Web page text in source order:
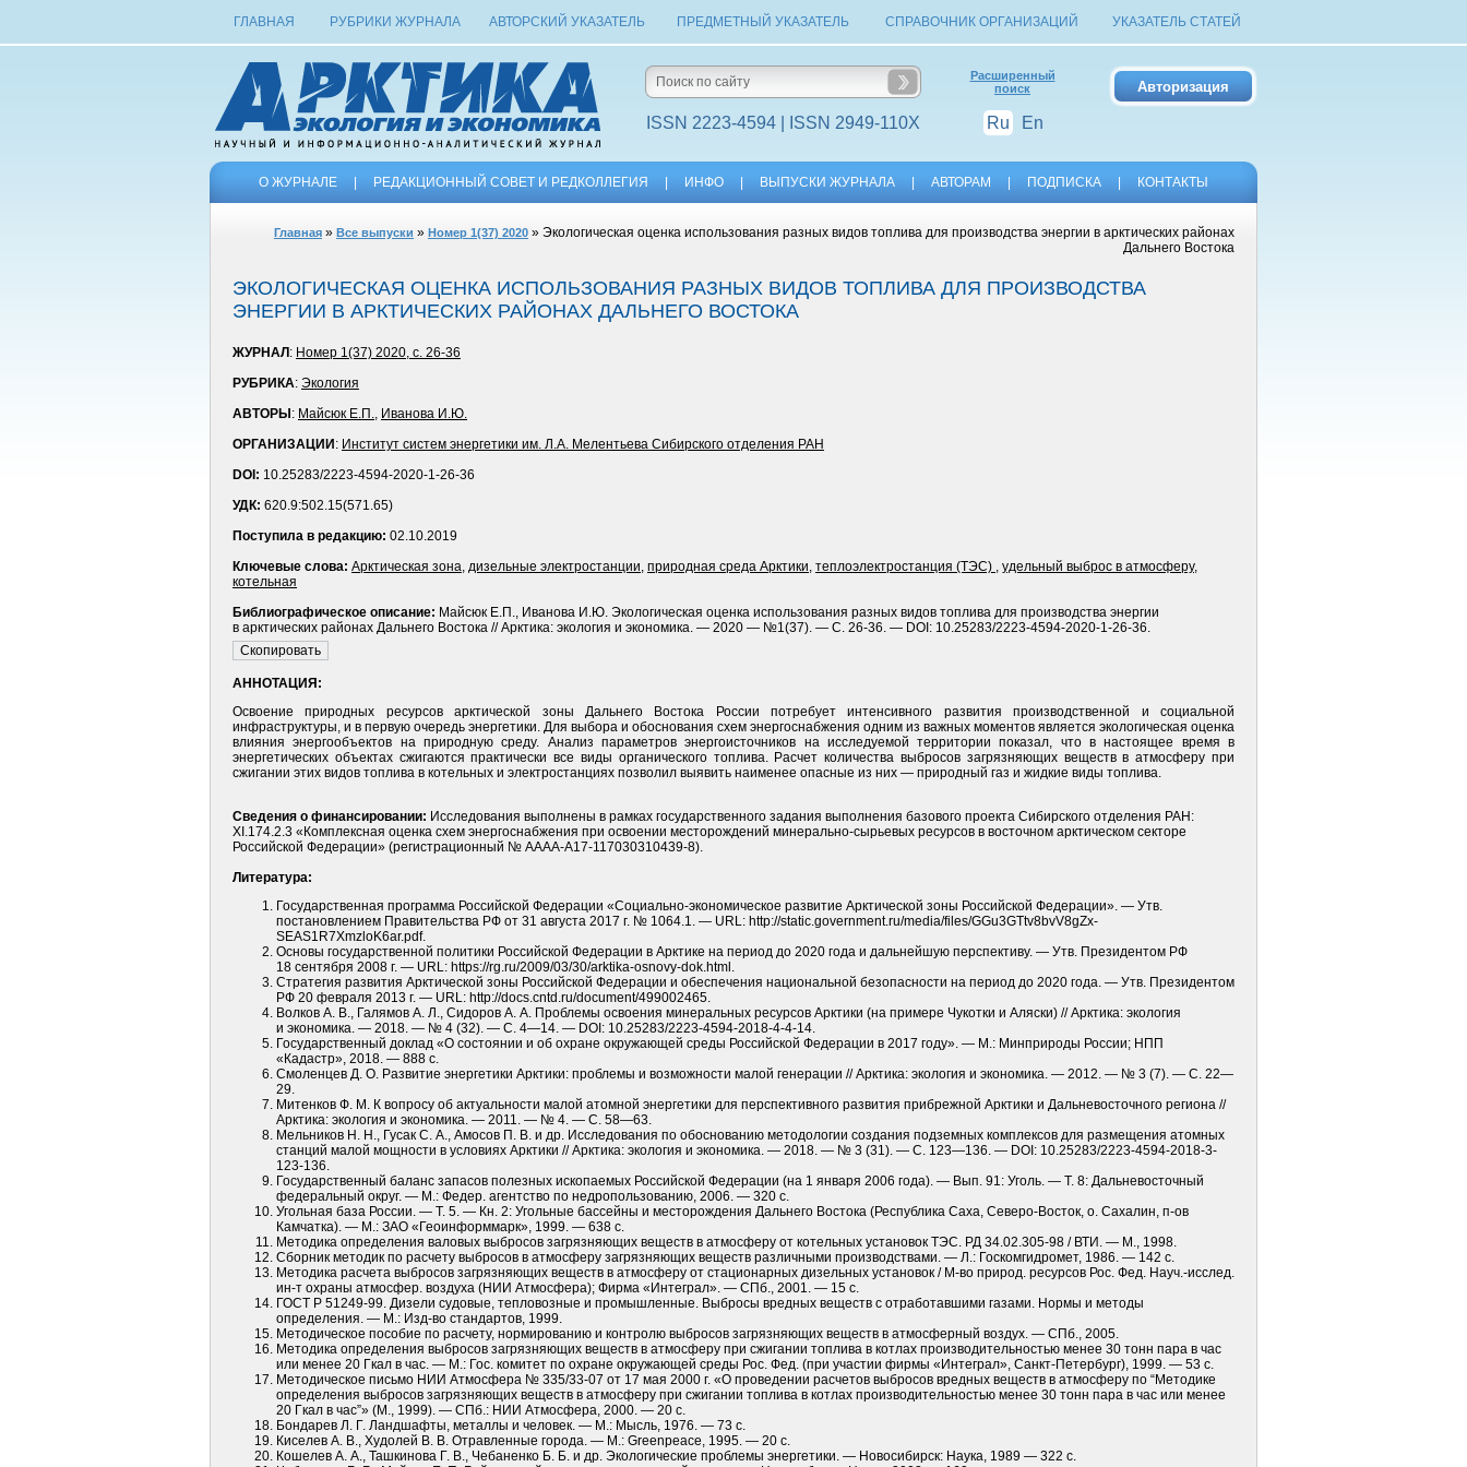
ГЛАВНАЯ РУБРИКИ ЖУРНАЛА АВТОРСКИЙ УКАЗАТЕЛЬ ПРЕДМЕТНЫЙ УКАЗАТЕЛЬ СПРАВОЧНИК ОРГАНИЗАЦИЙ УКАЗАТЕЛЬ СТАТЕЙ
ISSN 2223-4594 | ISSN 2949-110X
Расширенный
поиск
Ru En
О ЖУРНАЛЕ РЕДАКЦИОННЫЙ СОВЕТ И РЕДКОЛЛЕГИЯ ИНФО ВЫПУСКИ ЖУРНАЛА АВТОРАМ ПОДПИСКА КОНТАКТЫ
Главная » Все выпуски » Номер 1(37) 2020 » Экологическая оценка использования разных видов топлива для производства энергии в арктических районах
Дальнего Востока
ЭКОЛОГИЧЕСКАЯ ОЦЕНКА ИСПОЛЬЗОВАНИЯ РАЗНЫХ ВИДОВ ТОПЛИВА ДЛЯ ПРОИЗВОДСТВА
ЭНЕРГИИ В АРКТИЧЕСКИХ РАЙОНАХ ДАЛЬНЕГО ВОСТОКА
ЖУРНАЛ : Номер 1(37) 2020, с. 26-36
РУБРИКА: Экология
АВТОРЫ : Майсюк Е.П., Иванова И.Ю.
ОРГАНИЗАЦИИ : Институт систем энергетики им. Л.А. Мелентьева Сибирского отделения РАН
DOI: 10.25283/2223-4594-2020-1-26-36
УДК: 620.9:502.15(571.65)
Поступила в редакцию: 02.10.2019
Ключевые слова: Арктическая зона, дизельные электростанции, природная среда Арктики, теплоэлектростанция (ТЭС) , удельный выброс в атмосферу,
котельная
Библиографическое описание: Майсюк Е.П., Иванова И.Ю. Экологическая оценка использования разных видов топлива для производства энергии
в арктических районах Дальнего Востока // Арктика: экология и экономика. — 2020 — №1(37). — С. 26-36. — DOI: 10.25283/2223-4594-2020-1-26-36.
АННОТАЦИЯ:
Освоение природных ресурсов арктической зоны Дальнего Востока России потребует интенсивного развития производственной и социальной
инфраструктуры, и в первую очередь энергетики. Для выбора и обоснования схем энергоснабжения одним из важных моментов является экологическая оценка
влияния энергообъектов на природную среду. Анализ параметров энергоисточников на исследуемой территории показал, что в настоящее время в
энергетических объектах сжигаются практически все виды органического топлива. Расчет количества выбросов загрязняющих веществ в атмосферу при
сжигании этих видов топлива в котельных и электростанциях позволил выявить наименее опасные из них — природный газ и жидкие виды топлива.
Сведения о финансировании: Исследования выполнены в рамках государственного задания выполнения базового проекта Сибирского отделения РАН:
XI.174.2.3 «Комплексная оценка схем энергоснабжения при освоении месторождений минерально-сырьевых ресурсов в восточном арктическом секторе
Российской Федерации» (регистрационный № АААА-А17-117030310439-8).
Литература:
Государственная программа Российской Федерации «Социально-экономическое развитие Арктической зоны Российской Федерации». — Утв.
постановлением Правительства РФ от 31 августа 2017 г. № 1064.1. — URL: http://static.government.ru/media/files/GGu3GTtv8bvV8gZx-
SEAS1R7XmzloK6ar.pdf.
Основы государственной политики Российской Федерации в Арк­тике на период до 2020 года и дальнейшую перспективу. — Утв. Президентом РФ
18 сентября 2008 г. — URL: https://rg.ru/2009/03/30/arktika-osnovy-dok.html.
Стратегия развития Арктической зоны Российской Федерации и обеспечения национальной безопасности на период до 2020 года. — Утв. Президентом
РФ 20 февраля 2013 г. — URL: http://docs.cntd.ru/document/499002465.
Волков А. В., Галямов А. Л., Сидоров А. А. Проблемы освоения минеральных ресурсов Арк­тики (на примере Чукотки и Аляски) // Арк­тика: экология
и экономика. — 2018. — № 4 (32). — С. 4—14. — DOI: 10.25283/2223-4594-2018-4-4-14.
Государственный доклад «О состоянии и об охране окружающей среды Российской Федерации в 2017 году». — М.: Минприроды России; НПП
«Кадастр», 2018. — 888 с.
Смоленцев Д. О. Развитие энергетики Арк­тики: проблемы и возможности малой генерации // Арк­тика: экология и экономика. — 2012. — № 3 (7). — С. 22—
29.
Митенков Ф. М. К вопросу об актуальности малой атомной энергетики для перспективного развития прибрежной Арк­тики и Дальневосточного региона //
Арк­тика: экология и экономика. — 2011. — № 4. — С. 58—63.
Мельников Н. Н., Гусак С. А., Амосов П. В. и др. Исследования по обоснованию методологии создания подземных комплексов для размещения атомных
станций малой мощности в условиях Арк­тики // Арк­тика: экология и экономика. — 2018. — № 3 (31). — С. 123—136. — DOI: 10.25283/2223-4594-2018-3-
123-136.
Государственный баланс запасов полезных ископаемых Российской Федерации (на 1 января 2006 года). — Вып. 91: Уголь. — Т. 8: Дальневосточный
федеральный округ. — М.: Федер. агентство по нед­ропользованию, 2006. — 320 с.
Угольная база России. — Т. 5. — Кн. 2: Угольные бассейны и месторождения Дальнего Востока (Республика Саха, Северо-Восток, о. Сахалин, п-ов
Камчатка). — М.: ЗАО «Геоинформмарк», 1999. — 638 с.
Методика определения валовых выбросов загрязняющих веществ в атмосферу от котельных установок ТЭС. РД 34.02.305-98 / ВТИ. — М., 1998.
Сборник методик по расчету выбросов в атмосферу загрязняющих веществ различными производствами. — Л.: Госкомгидромет, 1986. — 142 с.
Методика расчета выбросов загрязняющих веществ в атмосферу от стационарных дизельных установок / М-во природ. ресурсов Рос. Фед. Науч.-исслед.
ин-т охраны атмосфер. воздуха (НИИ Атмосфера); Фирма «Интеграл». — СПб., 2001. — 15 с.
ГОСТ Р 51249-99. Дизели судовые, тепловозные и промышленные. Выбросы вредных веществ с отработавшими газами. Нормы и методы
определения. — М.: Изд-во стандартов, 1999.
Методическое пособие по расчету, нормированию и контролю выбросов загрязняющих веществ в атмосферный воздух. — СПб., 2005.
Методика определения выбросов загрязняющих веществ в атмосферу при сжигании топлива в котлах производительностью менее 30 тонн пара в час
или менее 20 Гкал в час. — М.: Гос. комитет по охране окружающей среды Рос. Фед. (при участии фирмы «Интеграл», Санкт-Петербург), 1999. — 53 с.
Методическое письмо НИИ Атмосфера № 335/33-07 от 17 мая 2000 г. «О проведении расчетов выбросов вредных веществ в атмосферу по “Методике
определения выбросов загрязняющих веществ в атмосферу при сжигании топлива в котлах производительностью менее 30 тонн пара в час или менее
20 Гкал в час”» (М., 1999). — СПб.: НИИ Атмосфера, 2000. — 20 с.
Бондарев Л. Г. Ландшафты, металлы и человек. — М.: Мысль, 1976. — 73 с.
Киселев А. В., Худолей В. В. Отравленные города. — М.: Greenpeace, 1995. — 20 с.
Кошелев А. А., Ташкинова Г. В., Чебаненко Б. Б. и др. Экологические проблемы энергетики. — Новосибирск: Наука, 1989 — 322 с.